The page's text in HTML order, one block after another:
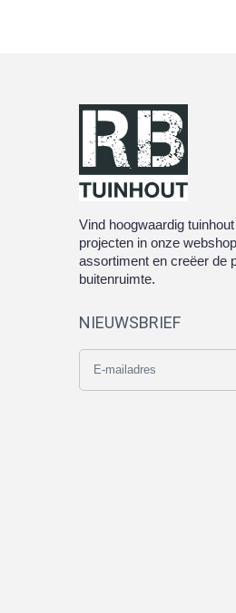
Vind hoogwaardig
projecten in onze
assortiment en creëer de
buitenruimte.
NIEUWSBRIEF